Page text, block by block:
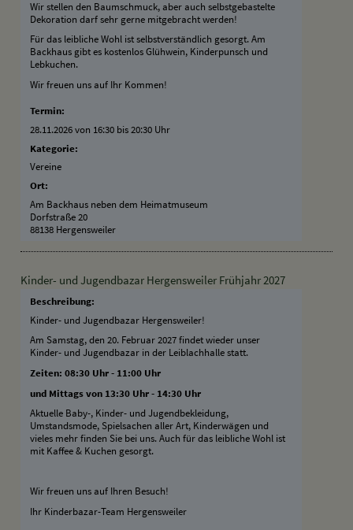
Wir stellen den Baumschmuck, aber auch selbstgebastelte
Dekoration darf sehr gerne mitgebracht werden!
Für das leibliche Wohl ist selbstverständlich gesorgt. Am
Backhaus gibt es kostenlos Glühwein, Kinderpunsch und
Lebkuchen.
Wir freuen uns auf Ihr Kommen!
Termin:
28.11.2026 von 16:30 bis 20:30 Uhr
Kategorie:
Vereine
Ort:
Am Backhaus neben dem Heimatmuseum
Dorfstraße 20
88138 Hergensweiler
Kinder- und Jugendbazar Hergensweiler Frühjahr 2027
Beschreibung:
Kinder- und Jugendbazar Hergensweiler!
Am Samstag, den 20. Februar 2027 findet wieder unser
Kinder- und Jugendbazar in der Leiblachhalle statt.
Zeiten: 08:30 Uhr - 11:00 Uhr
und Mittags von 13:30 Uhr - 14:30 Uhr
Aktuelle Baby-, Kinder- und Jugendbekleidung,
Umstandsmode, Spielsachen aller Art, Kinderwägen und
vieles mehr finden Sie bei uns. Auch für das leibliche Wohl ist
mit Kaffee & Kuchen gesorgt.
Wir freuen uns auf Ihren Besuch!
Ihr Kinderbazar-Team Hergensweiler